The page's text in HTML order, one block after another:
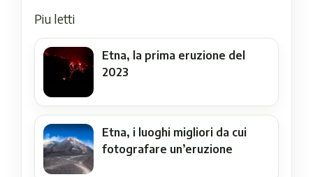
Piu letti
Etna, la prima eruzione del
2023
Etna, i luoghi migliori da cui
fotografare un’eruzione